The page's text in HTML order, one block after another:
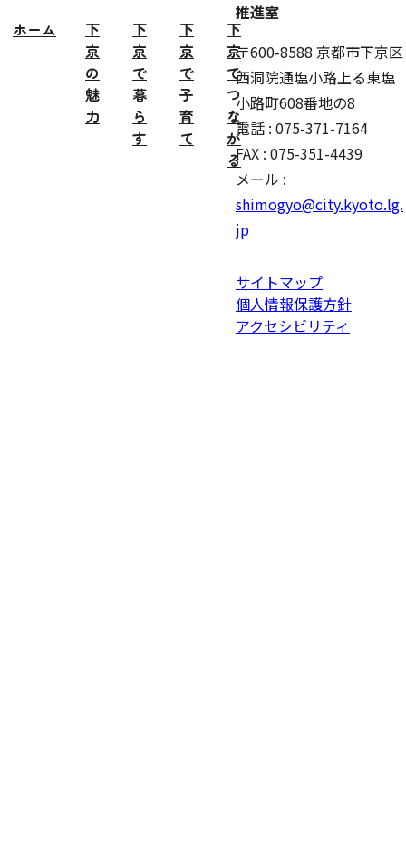
ホーム
下
京
の
魅
力
下
京
で
暮
ら
す
下
京
で
子
育
て
下
京
で
つ
な
が
る
推進室
〒600-8588 京都市下京区
西洞院通塩小路上る東塩
小路町608番地の8
電話 : 075-371-7164
FAX : 075-351-4439
メール :
shimogyo@city.kyoto.lg.
jp
サイトマップ
個人情報保護方針
アクセシビリティ